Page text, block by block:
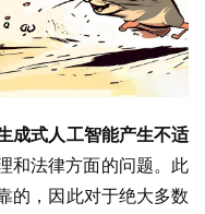
成式人工智能产生不适
和法律方面的问题。此
的，因此对于绝大多数